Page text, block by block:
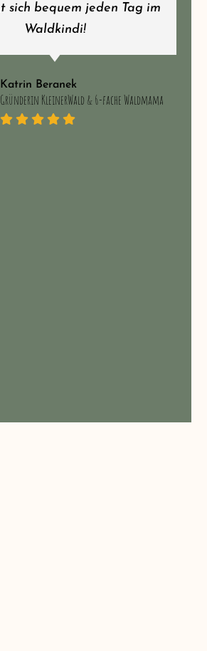
sich bequem jeden Tag im
Waldkindi!
Katrin Beranek
Gründerin KleinerWald & 6-fache Waldmama